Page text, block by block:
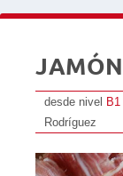
JAMÓN
desde nivel B1
Rodríguez